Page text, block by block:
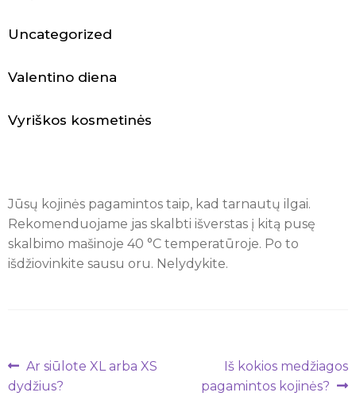
N
a
i
r
l
s
Jūsų kojinės pagamintos taip, kad tarnautų ilgai.
Rekomenduojame jas skalbti išverstas į kitą pusę
skalbimo mašinoje 40 °C temperatūroje. Po to
išdžiovinkite sausu oru. Nelydykite.
Navigacija
tarp
Ankstenis
įrašas:
Ar siūlote XL arba XS
dydžius?
Naujesnis
įrašas:
Iš kokios medžiagos
pagamintos kojinės?
Uncategorized
Valentino diena
Vyriškos kosmetinės